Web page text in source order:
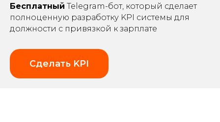
Бесплатный Telegram-бот, который сделает
полноценную разработку KPI системы для
должности с привязкой к зарплате
Сделать KPI